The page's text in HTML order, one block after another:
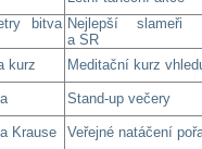
bitva Nejlepší slameři
a SR
kurz
Meditační kurz
Stand-up večery
Krause
Veřejné natáčení